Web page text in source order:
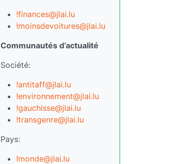
!finances@jlai.lu
!moinsdevoitures@jlai.lu
Communautés d’actualité
Société:
!antitaff@jlai.lu
!environnement@jlai.lu
!gauchisse@jlai.lu
!transgenre@jlai.lu
Pays:
!monde@jlai.lu